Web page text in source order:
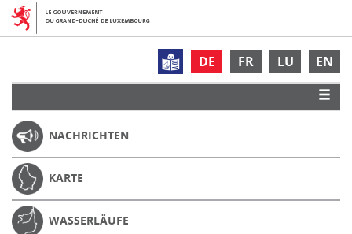
DE FR LU EN
NACHRICHTEN
KARTE
WASSERLÄUFE